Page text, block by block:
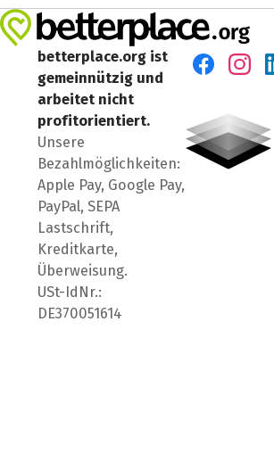
betterplace.org ist
gemeinnützig und
arbeitet nicht
profitorientiert.
Unsere
Bezahlmöglichkeiten:
Apple Pay, Google Pay,
PayPal, SEPA
Lastschrift,
Kreditkarte,
Überweisung.
USt-IdNr.:
DE370051614